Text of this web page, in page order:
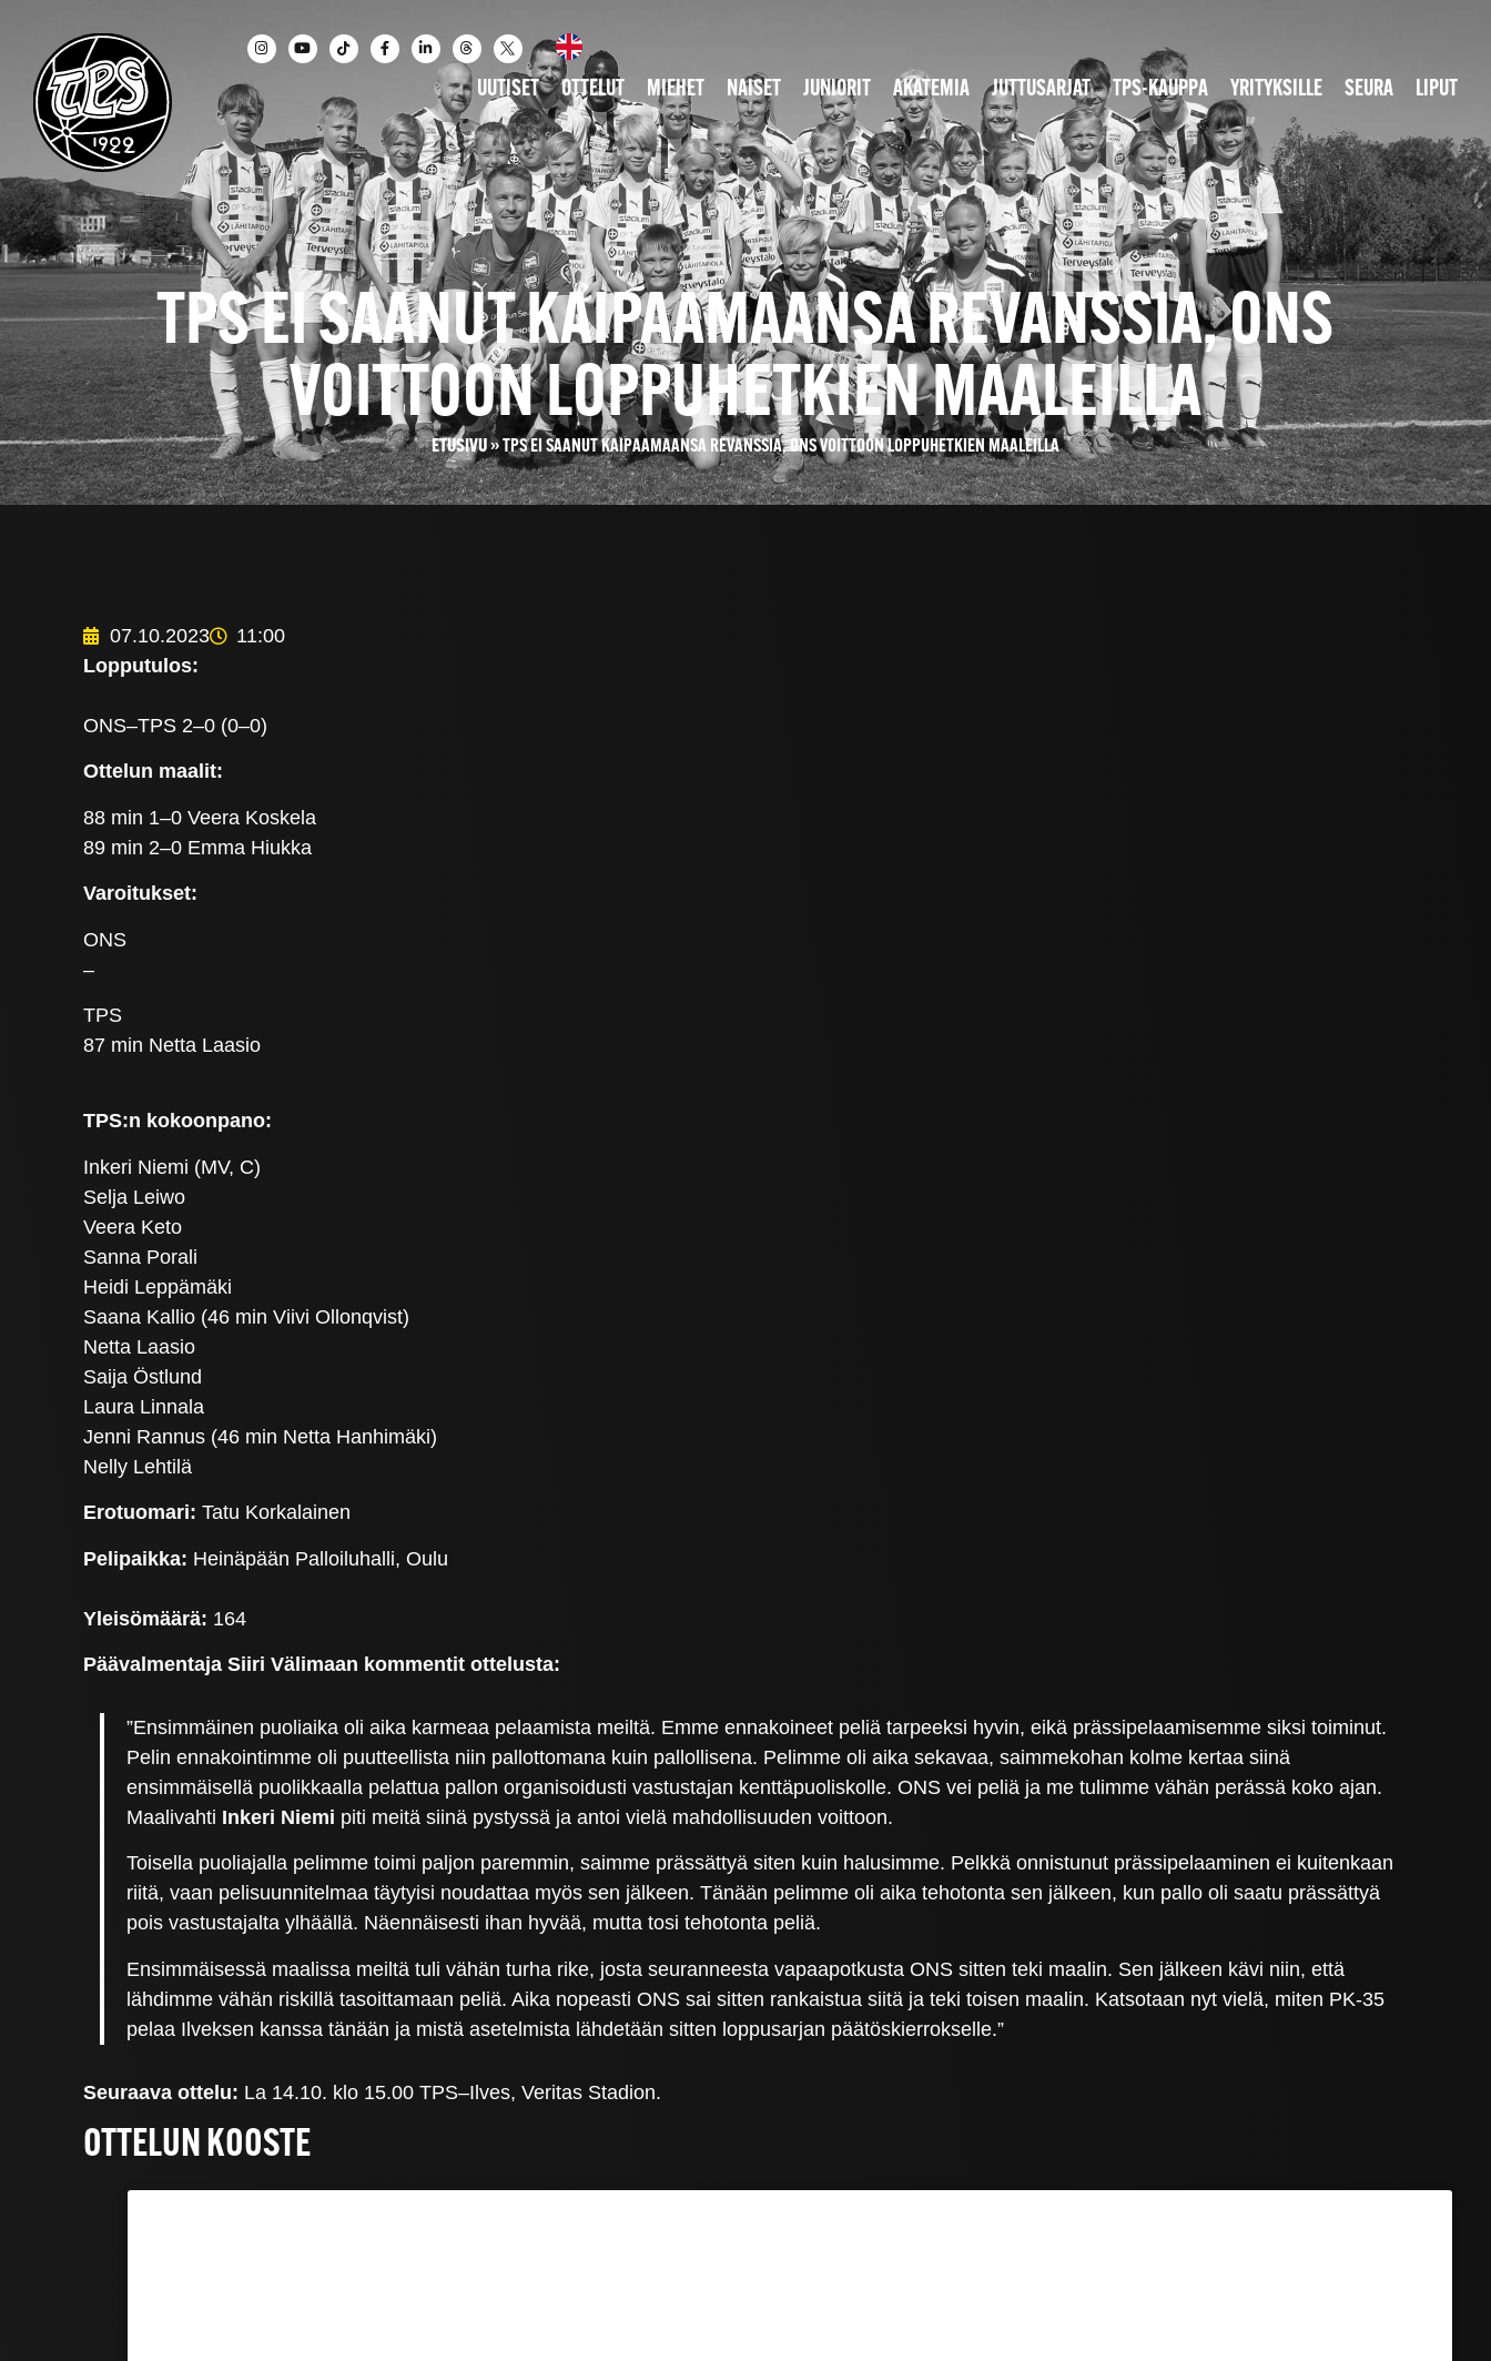
UUTISET OTTELUT MIEHET NAISET JUNIORIT AKATEMIA JUTTUSARJAT TPS-KAUPPA YRITYKSILLE SEURA LIPUT
TPS EI SAANUT KAIPAAMAANSA REVANSSIA, ONS
VOITTOON LOPPUHETKIEN MAALEILLA
ETUSIVU»TPS EI SAANUT KAIPAAMAANSA REVANSSIA, ONS VOITTOON LOPPUHETKIEN MAALEILLA
07.10.2023
11:00
Lopputulos:
ONS–TPS 2–0 (0–0)
Ottelun maalit:
88 min 1–0 Veera Koskela
89 min 2–0 Emma Hiukka
Varoitukset:
ONS
–
TPS
87 min Netta Laasio
TPS:n kokoonpano:
Inkeri Niemi (MV, C)
Selja Leiwo
Veera Keto
Sanna Porali
Heidi Leppämäki
Saana Kallio (46 min Viivi Ollonqvist)
Netta Laasio
Saija Östlund
Laura Linnala
Jenni Rannus (46 min Netta Hanhimäki)
Nelly Lehtilä
Erotuomari: Tatu Korkalainen
Pelipaikka: Heinäpään Palloiluhalli, Oulu
Yleisömäärä: 164
Päävalmentaja Siiri Välimaan kommentit ottelusta:
”Ensimmäinen puoliaika oli aika karmeaa pelaamista meiltä. Emme ennakoineet peliä tarpeeksi hyvin, eikä prässipelaamisemme siksi toiminut.
Pelin ennakointimme oli puutteellista niin pallottomana kuin pallollisena. Pelimme oli aika sekavaa, saimmekohan kolme kertaa siinä
ensimmäisellä puolikkaalla pelattua pallon organisoidusti vastustajan kenttäpuoliskolle. ONS vei peliä ja me tulimme vähän perässä koko ajan.
Maalivahti Inkeri Niemi piti meitä siinä pystyssä ja antoi vielä mahdollisuuden voittoon.
Toisella puoliajalla pelimme toimi paljon paremmin, saimme prässättyä siten kuin halusimme. Pelkkä onnistunut prässipelaaminen ei kuitenkaan
riitä, vaan pelisuunnitelmaa täytyisi noudattaa myös sen jälkeen. Tänään pelimme oli aika tehotonta sen jälkeen, kun pallo oli saatu prässättyä
pois vastustajalta ylhäällä. Näennäisesti ihan hyvää, mutta tosi tehotonta peliä.
Ensimmäisessä maalissa meiltä tuli vähän turha rike, josta seuranneesta vapaapotkusta ONS sitten teki maalin. Sen jälkeen kävi niin, että
lähdimme vähän riskillä tasoittamaan peliä. Aika nopeasti ONS sai sitten rankaistua siitä ja teki toisen maalin. Katsotaan nyt vielä, miten PK-35
pelaa Ilveksen kanssa tänään ja mistä asetelmista lähdetään sitten loppusarjan päätöskierrokselle.”
Seuraava ottelu: La 14.10. klo 15.00 TPS–Ilves, Veritas Stadion.
OTTELUN KOOSTE